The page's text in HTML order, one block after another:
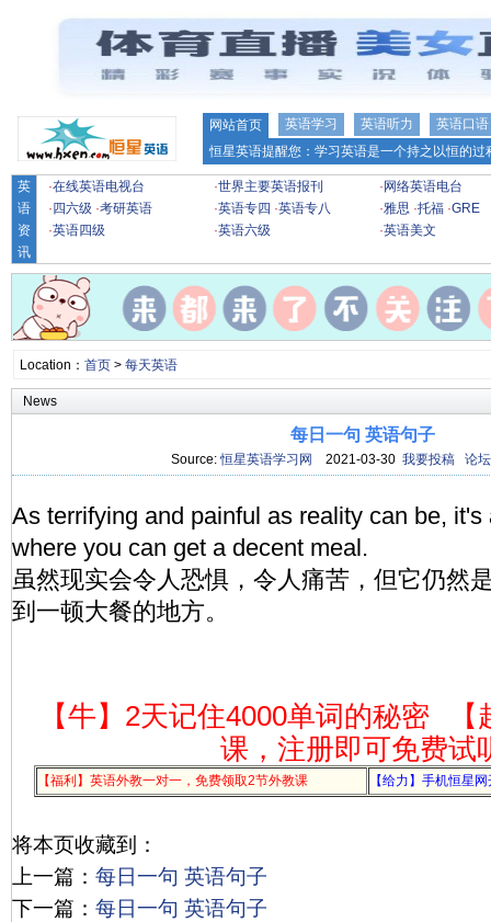
网站首页 英语学习 英语听力
英语口语
恒星英语提醒您：学习英语是一个持之以恒的
英
语
资
讯
·在线英语电视台 ·世界主要英语报刊 · 网络英语电台
· 四六级 ·考研英语 ·英语专四 ·英语专八 ·雅思 ·托福 ·GRE
·英语四级 ·英语六级 ·英语美文
Location： 首页> 每天英语
News
每日一句 英语句子
Source:恒星英语学习网 2021-03-30 我要投稿 论坛
As terrifying and painful as reality can be,
where you can get a decent meal.
虽然现实会令人恐惧，令人痛苦，但它仍然
到一顿大餐的地方。
【牛】2天记住4000单词的秘密
课，注册即可免费试
【福利】英语外教一对一，免费领取2节外教课 【给力】手机恒星
将本页收藏到：
上一篇： 每日一句 英语句子
下一篇： 每日一句 英语句子